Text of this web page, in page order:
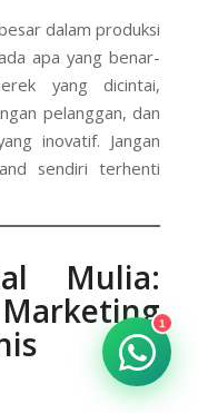
dalam produksi
apa yang benar-
yang dicintai,
pelanggan, dan
inovatif. Jangan
sendiri terhenti
Mulia:
1